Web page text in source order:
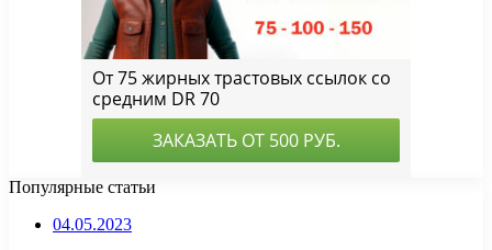
Популярные статьи
04.05.2023